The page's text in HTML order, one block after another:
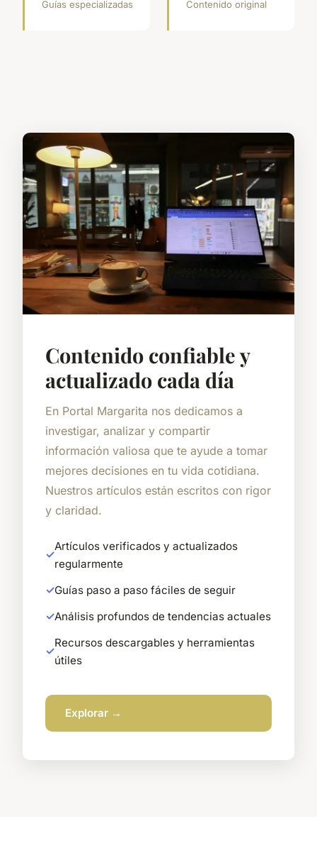
Guías especializadas Contenido original
Contenido confiable y
actualizado cada día
En Portal Margarita nos dedicamos a
investigar, analizar y compartir
información valiosa que te ayude a tomar
mejores decisiones en tu vida cotidiana.
Nuestros artículos están escritos con rigor
y claridad.
Artículos verificados y actualizados
regularmente
Guías paso a paso fáciles de seguir
Análisis profundos de tendencias actuales
Recursos descargables y herramientas
útiles
Explorar →